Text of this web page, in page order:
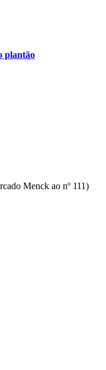
plantão
Menck ao nº 111)